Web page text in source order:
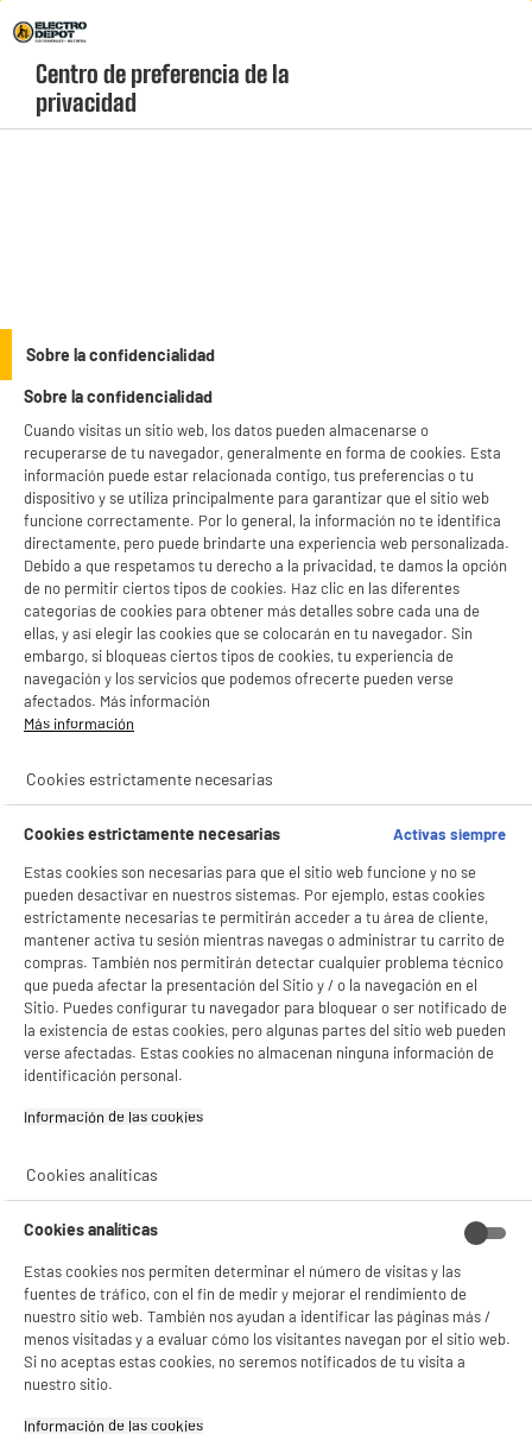
Menú
geolocation-header-icon-text
account
Autovaciado y Secado Mopas D20 ULTRA
Centro de preferencia de la
privacidad
Sobre la confidencialidad
Sobre la confidencialidad
Cuando visitas un sitio web, los datos pueden almacenarse o
recuperarse de tu navegador, generalmente en forma de cookies. Esta
información puede estar relacionada contigo, tus preferencias o tu
dispositivo y se utiliza principalmente para garantizar que el sitio web
funcione correctamente. Por lo general, la información no te identifica
directamente, pero puede brindarte una experiencia web personalizada.
Debido a que respetamos tu derecho a la privacidad, te damos la opción
de no permitir ciertos tipos de cookies. Haz clic en las diferentes
categorías de cookies para obtener más detalles sobre cada una de
ellas, y así elegir las cookies que se colocarán en tu navegador. Sin
embargo, si bloqueas ciertos tipos de cookies, tu experiencia de
navegación y los servicios que podemos ofrecerte pueden verse
afectados. Más información
Más información
Cookies estrictamente necesarias
Cookies estrictamente necesarias
Activas siempre
Estas cookies son necesarias para que el sitio web funcione y no se
pueden desactivar en nuestros sistemas. Por ejemplo, estas cookies
estrictamente necesarias te permitirán acceder a tu área de cliente,
mantener activa tu sesión mientras navegas o administrar tu carrito de
compras. También nos permitirán detectar cualquier problema técnico
que pueda afectar la presentación del Sitio y / o la navegación en el
Sitio. Puedes configurar tu navegador para bloquear o ser notificado de
la existencia de estas cookies, pero algunas partes del sitio web pueden
verse afectadas. Estas cookies no almacenan ninguna información de
identificación personal.
Información de las cookies‎
Cookies analíticas
Cookies analíticas
Estas cookies nos permiten determinar el número de visitas y las
fuentes de tráfico, con el fin de medir y mejorar el rendimiento de
nuestro sitio web. También nos ayudan a identificar las páginas más /
menos visitadas y a evaluar cómo los visitantes navegan por el sitio web.
Si no aceptas estas cookies, no seremos notificados de tu visita a
nuestro sitio.
Información de las cookies‎